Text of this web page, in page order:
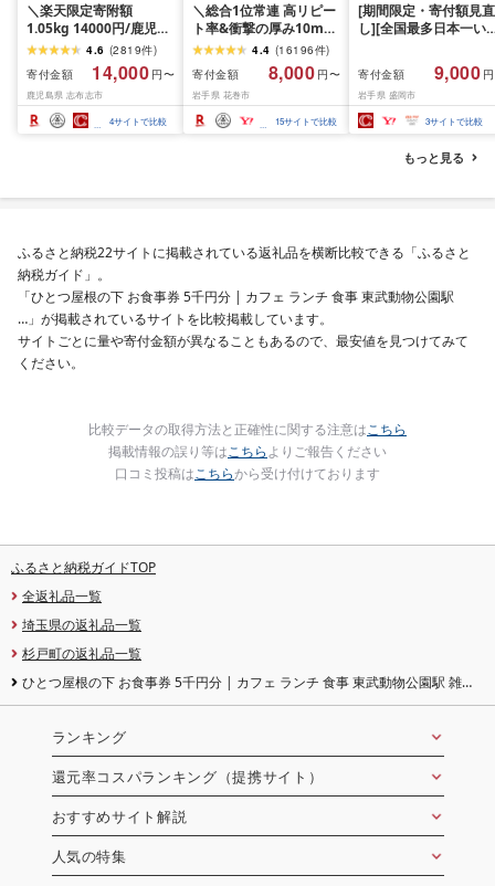
＼楽天限定寄附額
1.05kg 14000円/鹿児島
県産 黒毛和牛 牛肉 赤身
モモ ウデ (スライス or
焼肉)[計1kg~2.1kg / 定
期便 全3回] すき焼き し
ゃぶしゃぶ 国産 肉 国産
牛 お肉 モモ肉 牛しゃぶ
4.6 (2819件)
寄付金額
14,000 円〜
鹿児島県 志布志市
4サイトで比較
＼総合1位常連 高リピー
ト率&衝撃の厚み10mm
厚切り牛タン 塩味/ ≪ス
ピード発送!!10営業日以
内発送≫ 選べる内容量
500g / 1kg 定期便 毎月
届く 牛肉 肉 BBQ ふるさ
と 人気 ランキング 岩手
4.4 (16196件)
寄付金額
8,000 円〜
岩手県 花巻市
15サイトで比較
[期間限定・寄付額見直
し][全国最多日本一い
1.5kg(150g×10個) い
て牛 × 岩中豚 ハンバー
グ 合挽き 合い挽き 黒
和牛 人気 冷凍 個包装
分け 冷凍 牛肉 豚肉 和
ビーフ ポーク はんば
ぐ 挽肉 お肉 ミンチ 肉
キング 1位 1万円以下
寄付金額 9,000
岩手県 盛岡市
3サイトで比較
もっと見る
ふるさと納税22サイトに掲載されている返礼品を横断比較できる「ふるさと
納税ガイド」。
「ひとつ屋根の下 お食事券 5千円分 | カフェ ランチ 食事 東武動物公園駅
…」が掲載されているサイトを比較掲載しています。
サイトごとに量や寄付金額が異なることもあるので、最安値を見つけてみて
ください。
比較データの取得方法と正確性に関する注意はこちら
掲載情報の誤り等はこちらよりご報告ください
口コミ投稿はこちらから受け付けております
ふるさと納税ガイドTOP
全返礼品一覧
埼玉県の返礼品一覧
杉戸町の返礼品一覧
ひとつ屋根の下 お食事券 5千円分 | カフェ ランチ 食事 東武動物公園駅 雑貨
ランキング
還元率コスパランキング（提携サイト）
おすすめサイト解説
人気の特集